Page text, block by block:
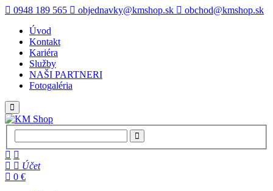
0948 189 565 objednavky@kmshop.sk
obchod@kmshop.sk
Úvod
Kontakt
Kariéra
Služby
NAŠI PARTNERI
Fotogaléria
Účet
0 €